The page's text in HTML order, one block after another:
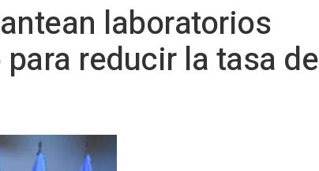
laboratorios
reducir la tasa de